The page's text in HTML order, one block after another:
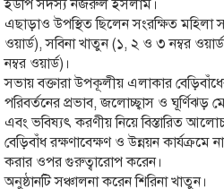
ইউপি সদস্য নজরুল ইসলাম।
এছাড়াও উপস্থিত ছিলেন সংরক্ষিত মহিলা
ওয়ার্ড), সবিনা খাতুন (১, ২ ও ৩ নম্বর
নম্বর ওয়ার্ড)।
সভায় বক্তারা উপকূলীয় এলাকার
পরিবর্তনের প্রভাব, জলোচ্ছ্বাস ও ঘূর্ণিঝড়
এবং ভবিষ্যৎ করণীয় নিয়ে বিস্তারিত
বেড়িবাঁধ রক্ষণাবেক্ষণ ও উন্নয়ন কার্যক্রমে
করার ওপর গুরুত্বারোপ করেন।
অনুষ্ঠানটি সঞ্চালনা করেন শিরিনা খাতুন।